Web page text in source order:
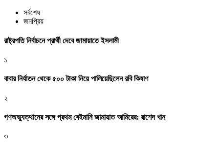
সর্বশেষ
জনপ্রিয়
রাষ্ট্রপতি নির্বাচনে প্রার্থী দেবে জামায়াতে ইসলামী
১
বাবার নির্যাতন থেকে ৫০০ টাকা নিয়ে পালিয়েছিলেন রবি কিষাণ
২
গণঅভ্যুত্থানের সঙ্গে প্রথম বেইমানি জামায়াত আমিরের: রাশেদ খান
৩